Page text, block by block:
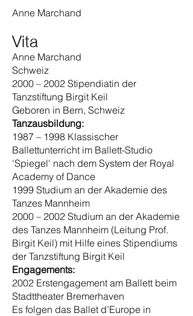
Anne Marchand
Vita
Anne Marchand
Schweiz
2000 – 2002 Stipendiatin der
Tanzstiftung Birgit Keil
Geboren in Bern, Schweiz
Tanzausbildung:
1987 – 1998 Klassischer
Ballettunterricht im Ballett-Studio
'Spiegel' nach dem System der Royal
Academy of Dance
1999 Studium an der Akademie des
Tanzes Mannheim
2000 – 2002 Studium an der Akademie
des Tanzes Mannheim (Leitung Prof.
Birgit Keil) mit Hilfe eines Stipendiums
der Tanzstiftung Birgit Keil
Engagements:
2002 Erstengagement am Ballett beim
Stadttheater Bremerhaven
Es folgen das Ballet d’Europe in